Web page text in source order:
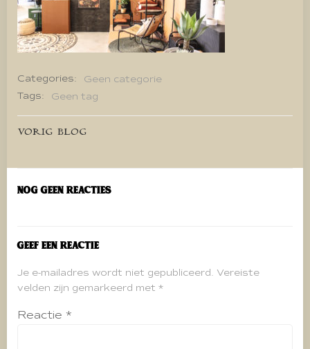
Categories:
Geen categorie
Tags:
Geen tag
Bericht
navigatie
VORIG BLOG
Nog geen reacties
Geef een reactie
Je e-mailadres wordt niet gepubliceerd. Vereiste
velden zijn gemarkeerd met *
Reactie *